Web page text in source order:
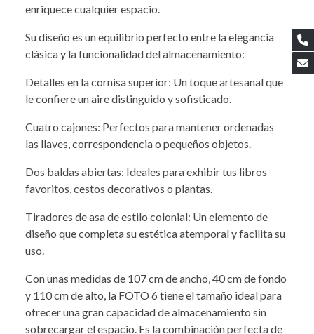
enriquece cualquier espacio.
Su diseño es un equilibrio perfecto entre la elegancia
clásica y la funcionalidad del almacenamiento:
Detalles en la cornisa superior: Un toque artesanal que
le confiere un aire distinguido y sofisticado.
Cuatro cajones: Perfectos para mantener ordenadas
las llaves, correspondencia o pequeños objetos.
Dos baldas abiertas: Ideales para exhibir tus libros
favoritos, cestos decorativos o plantas.
Tiradores de asa de estilo colonial: Un elemento de
diseño que completa su estética atemporal y facilita su
uso.
Con unas medidas de 107 cm de ancho, 40 cm de fondo
y 110 cm de alto, la FOTO 6 tiene el tamaño ideal para
ofrecer una gran capacidad de almacenamiento sin
sobrecargar el espacio. Es la combinación perfecta de